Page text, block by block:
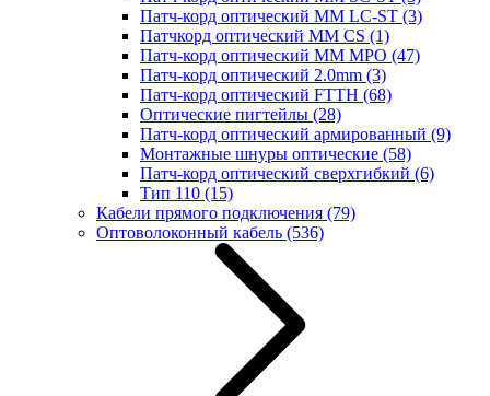
Патч-корд оптический MM LC-ST (3)
Патчкорд оптический MM CS (1)
Патч-корд оптический MM MPO (47)
Патч-корд оптический 2.0mm (3)
Патч-корд оптический FTTH (68)
Оптические пигтейлы (28)
Патч-корд оптический армированный (9)
Монтажные шнуры оптические (58)
Патч-корд оптический сверхгибкий (6)
Тип 110 (15)
Кабели прямого подключения (79)
Оптоволоконный кабель (536)